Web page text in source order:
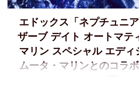
エドックス「ネプチュニ
ザーブ デイト オートマテ
マリン スペシャル エディ
ムータ・マリンとのコラ